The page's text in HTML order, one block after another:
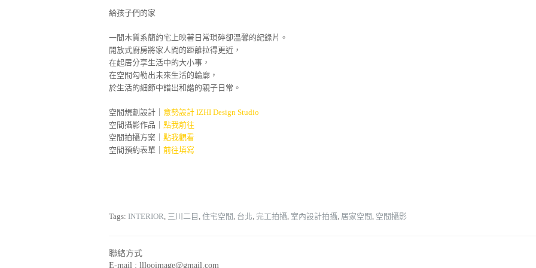
給孩子們的家
一間木質系簡約宅上映著日常瑣碎卻溫馨的紀錄片。
開放式廚房將家人間的距離拉得更近，
在起居分享生活中的大小事，
在空間勾勒出未來生活的輪廓，
於生活的細節中譜出和諧的親子日常。
空間規劃設計｜ 意勢設計 IZHI Design Studio
空間攝影作品｜ 點我前往
空間拍攝方案｜ 點我觀看
空間預約表單｜ 前往填寫
Tags: INTERIOR, 三川二目 , 住宅空間 , 台北, 完工拍攝, 室內設計拍攝, 居家空間 , 空間攝影
聯絡方式
E-mail : lllooimage@gmail.com